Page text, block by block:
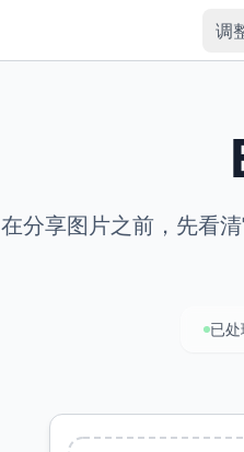
调
在分享图片之前，先看
已